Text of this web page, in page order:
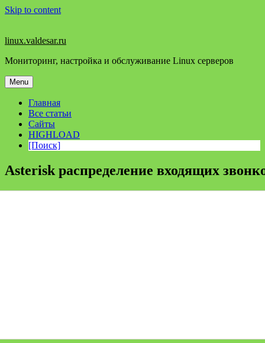
Skip to content
linux.valdesar.ru
Мониторинг, настройка и обслуживание Linux серверов
Menu
Главная
Все статьи
Сайты
HIGHLOAD
[Поиск]
Asterisk распределение входящих